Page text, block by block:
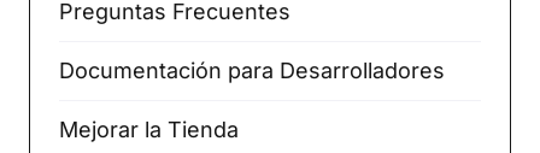
Preguntas Frecuentes
Documentación para Desarrolladores
Mejorar la Tienda